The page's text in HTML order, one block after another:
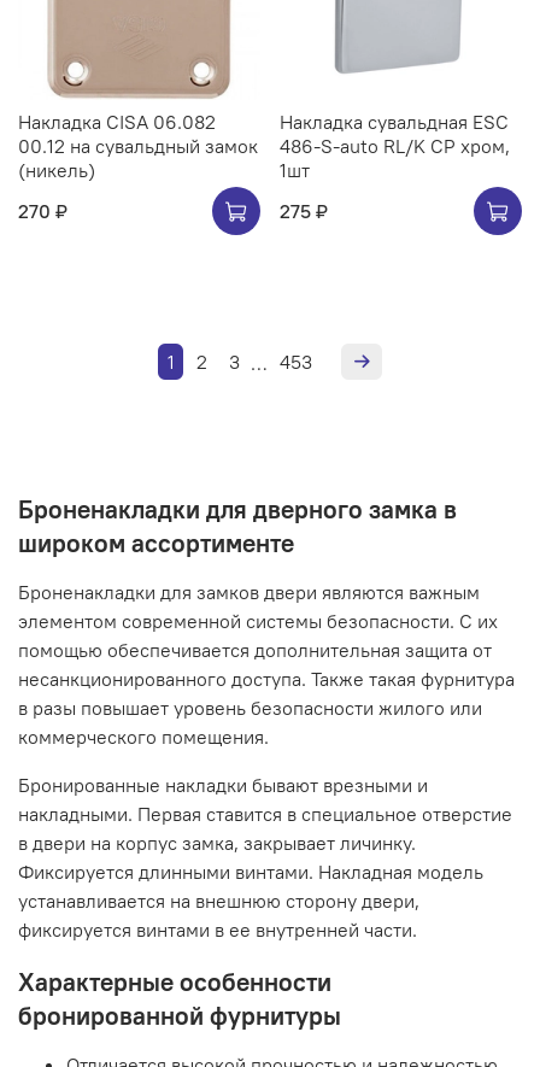
Накладка CISA 06.082
00.12 на сувальдный замок
(никель)
270 ₽
Накладка сувальдная ESC
486-S-auto RL/K CP хром,
1шт
275 ₽
1 2 3 … 453
Броненакладки для дверного замка в
широком ассортименте
Броненакладки для замков двери являются важным
элементом современной системы безопасности. С их
помощью обеспечивается дополнительная защита от
несанкционированного доступа. Также такая фурнитура
в разы повышает уровень безопасности жилого или
коммерческого помещения.
Бронированные накладки бывают врезными и
накладными. Первая ставится в специальное отверстие
в двери на корпус замка, закрывает личинку.
Фиксируется длинными винтами. Накладная модель
устанавливается на внешнюю сторону двери,
фиксируется винтами в ее внутренней части.
Характерные особенности
бронированной фурнитуры